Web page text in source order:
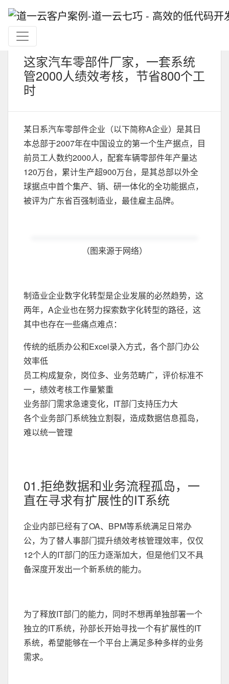
这家汽车零部件厂家，一套系统
管2000人绩效考核，节省800个工
时
某日系汽车零部件企业（以下简称A企业）是其日
本总部于2007年在中国设立的第一个生产据点，目
前员工人数约2000人，配套车辆零部件年产量达
120万台，累计生产超900万台，是其总部以外全
球据点中首个集产、销、研一体化的全功能据点，
被评为广东省百强制造业，最佳雇主品牌。
（图来源于网络）
制造业企业数字化转型是企业发展的必然趋势，这
两年，A企业也在努力探索数字化转型的路径，这
其中也存在一些痛点难点：
传统的纸质办公和Excel录入方式，各个部门办公
效率低
员工构成复杂，岗位多、业务范畴广，评价标准不
一，绩效考核工作量繁重
业务部门需求急速变化，IT部门支持压力大
各个业务部门系统独立割裂，造成数据信息孤岛，
难以统一管理
01.拒绝数据和业务流程孤岛，一
直在寻求有扩展性的IT系统
企业内部已经有了OA、BPM等系统满足日常办
公，为了替人事部门提升绩效考核管理效率，仅仅
12个人的IT部门的压力逐渐加大，但是他们又不具
备深度开发出一个新系统的能力。
为了释放IT部门的能力，同时不想再单独部署一个
独立的IT系统，孙部长开始寻找一个有扩展性的IT
系统，希望能够在一个平台上满足多种多样的业务
需求。